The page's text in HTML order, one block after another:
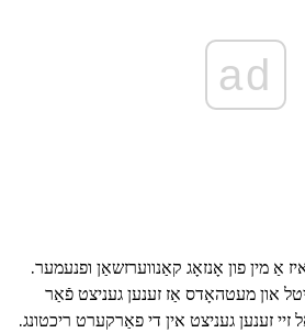
ad
אַ מין פון אָנזאָג קאַנווערזשאַן ופנעמער.
און מעטהאָדס אַז זענען געניצט פֿאַר
זענען געניצט אין די פאַרקערט ריכטונג.